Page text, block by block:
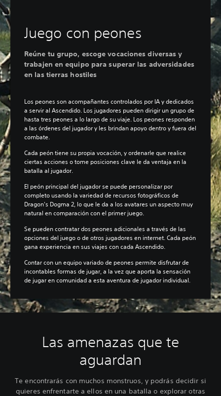
Juego con peones
Reúne tu grupo, escoge vocaciones diversas y
trabajen en equipo para superar las adversidades
en las tierras hostiles
Los peones son acompañantes controlados por IA y dedicados
a servir al Ascendido. Los jugadores pueden dirigir un grupo de
hasta tres peones a lo largo de su viaje. Los peones responden
a las órdenes del jugador y les brindan apoyo dentro y fuera del
combate.
Cada peón tiene su propia vocación, y ordenarle que realice
ciertas acciones o tome posiciones clave le da ventaja en la
batalla al jugador.
El peón principal del jugador se puede personalizar por
completo usando la variedad de recursos fotográficos de
Dragon's Dogma 2, lo que le da a los avatares un aspecto muy
natural en comparación con el primer juego.
Se pueden contratar dos peones adicionales a través de las
opciones del juego o de otros jugadores en internet. Cada peón
gana experiencia en sus viajes con cada Ascendido.
Contar con un equipo variado de peones permite disfrutar de
incontables formas de jugar, a la vez que aporta la sensación
de jugar en comunidad a esta aventura de jugador individual.
Las amenazas que te
aguardan
Te encontrarás con muchos monstruos, y podrás decidir si
quieres enfrentarte a ellos en una batalla o explorar otras